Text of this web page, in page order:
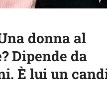
donna al
Dipende da
È lui un